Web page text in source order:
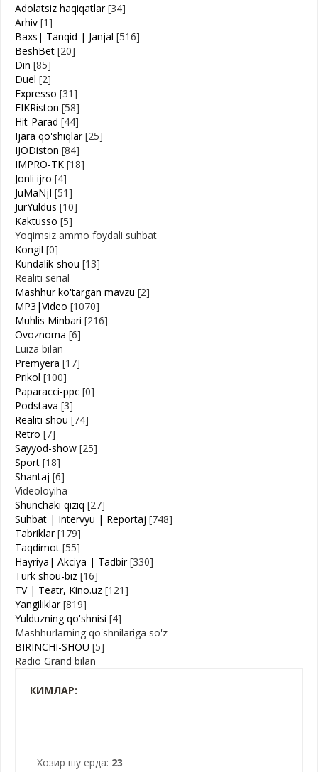
Adolatsiz haqiqatlar [34]
Arhiv [1]
Baxs| Tanqid | Janjal [516]
BeshBet [20]
Din [85]
Duel [2]
Expresso [31]
FIKRiston [58]
Hit-Parad [44]
Ijara qo'shiqlar [25]
IJODiston [84]
IMPRO-TK [18]
Jonli ijro [4]
JuMaNjI [51]
JurYuldus [10]
Kaktusso [5]
Yoqimsiz ammo foydali suhbat
Kongil [0]
Kundalik-shou [13]
Realiti serial
Mashhur ko'targan mavzu [2]
MP3|Video [1070]
Muhlis Minbari [216]
Ovoznoma [6]
Luiza bilan
Premyera [17]
Prikol [100]
Paparacci-ppc [0]
Podstava [3]
Realiti shou [74]
Retro [7]
Sayyod-show [25]
Sport [18]
Shantaj [6]
Videoloyiha
Shunchaki qiziq [27]
Suhbat | Intervyu | Reportaj [748]
Tabriklar [179]
Taqdimot [55]
Hayriya| Akciya | Tadbir [330]
Turk shou-biz [16]
TV | Teatr, Kino.uz [121]
Yangiliklar [819]
Yulduzning qo'shnisi [4]
Mashhurlarning qo'shnilariga so'z
BIRINCHI-SHOU [5]
Radio Grand bilan
КИМЛАР:
Хозир шу ерда: 23